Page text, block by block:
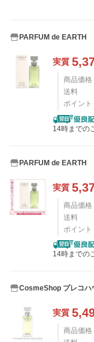
PARFUM de EARTH
実質
商品価格
送料
ポイント
14時までの
PARFUM de EARTH
実質
商品価格
送料
ポイント
14時までの
CosmeShop プレコハ
実質
商品価格